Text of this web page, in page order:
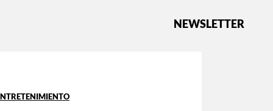
NEWSLETTER